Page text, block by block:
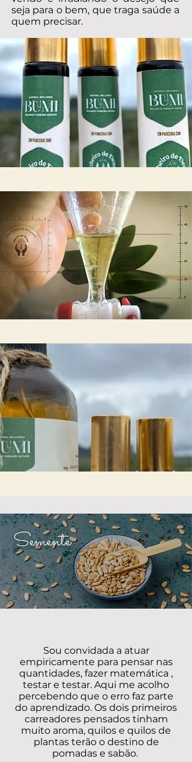
seja para o bem, que traga saúde a
quem precisar.
Semente
Sou convidada a atuar
empiricamente para pensar nas
quantidades, fazer matemática ,
testar e testar. Aqui me acolho
percebendo que o erro faz parte
do aprendizado. Os dois primeiros
carreadores pensados tinham
muito aroma, quilos e quilos de
plantas terão o destino de
pomadas e sabão.